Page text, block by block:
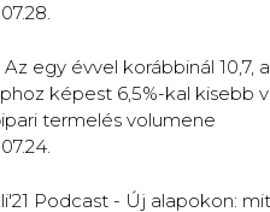
Az egy évvel korábbinál 10,7,
képest 6,5%-kal kisebb
termelés volumene
Podcast - Új alapokon: